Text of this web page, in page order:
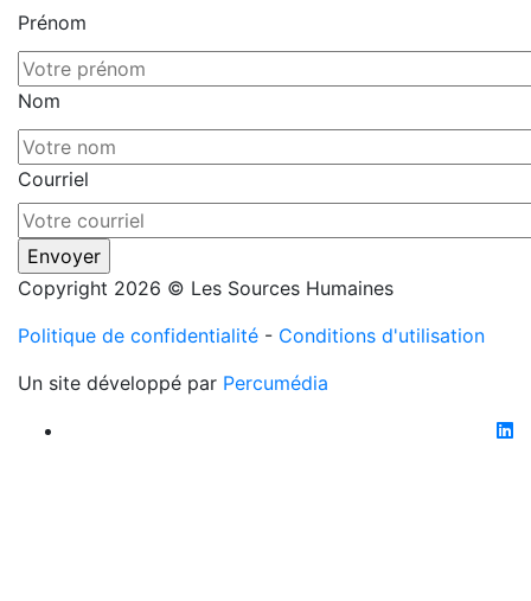
Prénom
Nom
Courriel
Copyright 2026 © Les Sources Humaines
Politique de confidentialité - Conditions d'utilisation
Un site développé par Percumédia